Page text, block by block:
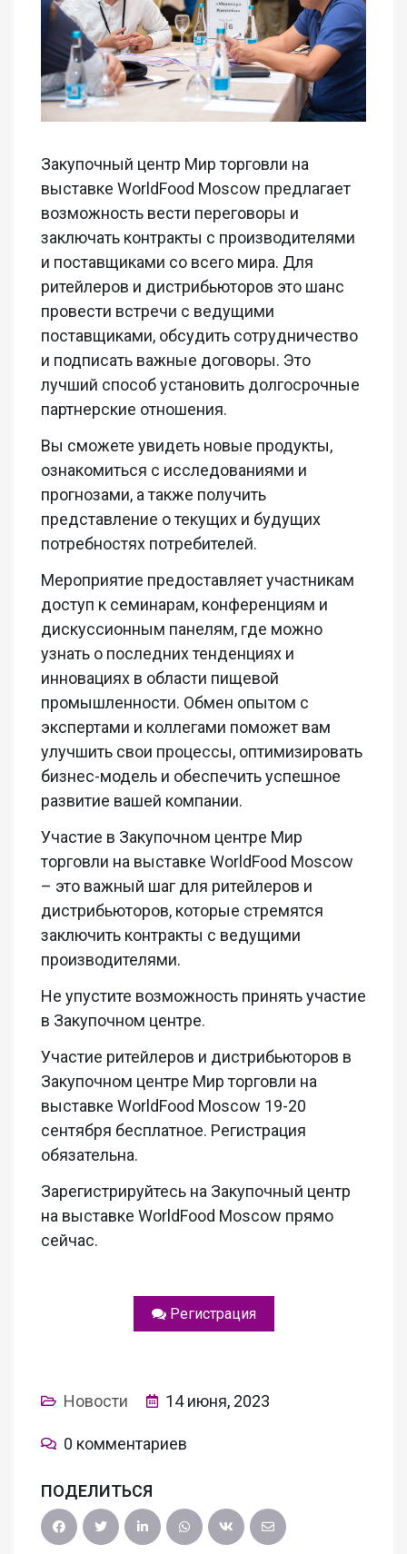
Закупочный центр Мир торговли на
выставке WorldFood Moscow предлагает
возможность вести переговоры и
заключать контракты с производителями
и поставщиками со всего мира. Для
ритейлеров и дистрибьюторов это шанс
провести встречи с ведущими
поставщиками, обсудить сотрудничество
и подписать важные договоры. Это
лучший способ установить долгосрочные
партнерские отношения.
Вы сможете увидеть новые продукты,
ознакомиться с исследованиями и
прогнозами, а также получить
представление о текущих и будущих
потребностях потребителей.
Мероприятие предоставляет участникам
доступ к семинарам, конференциям и
дискуссионным панелям, где можно
узнать о последних тенденциях и
инновациях в области пищевой
промышленности. Обмен опытом с
экспертами и коллегами поможет вам
улучшить свои процессы, оптимизировать
бизнес-модель и обеспечить успешное
развитие вашей компании.
Участие в Закупочном центре Мир
торговли на выставке WorldFood Moscow
– это важный шаг для ритейлеров и
дистрибьюторов, которые стремятся
заключить контракты с ведущими
производителями.
Не упустите возможность принять участие
в Закупочном центре.
Участие ритейлеров и дистрибьюторов в
Закупочном центре Мир торговли на
выставке WorldFood Moscow 19-20
сентября бесплатное. Регистрация
обязательна.
Зарегистрируйтесь на Закупочный центр
на выставке WorldFood Moscow прямо
сейчас.
Регистрация
Новости 14 июня, 2023
0 комментариев
ПОДЕЛИТЬСЯ